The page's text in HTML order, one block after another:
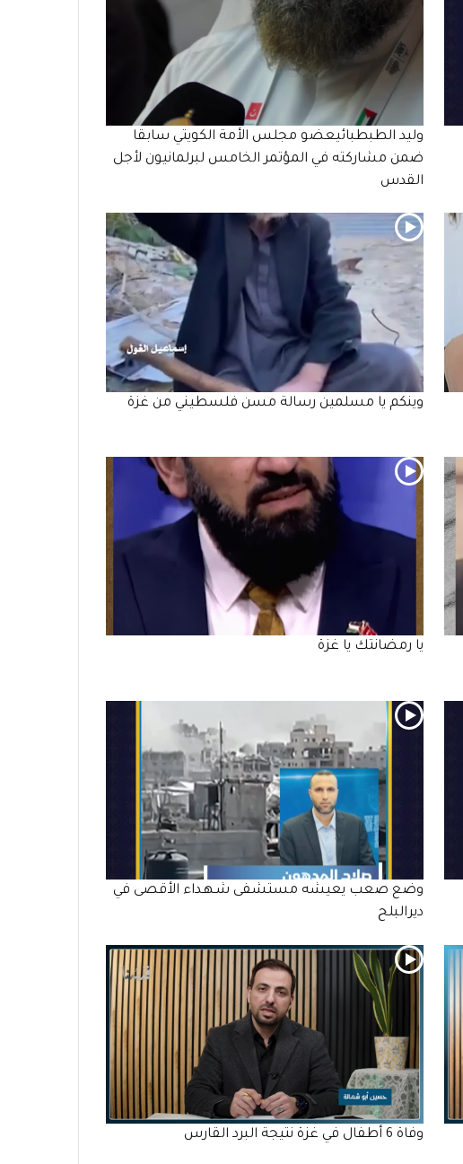
وليد الطبطبائيعضو مجلس الأمة الكويتي سابقا
ضمن مشاركته في المؤتمر الخامس لبرلمانيون لأجل
القدس
وينكم يا مسلمين رسالة مسن فلسطيني من غزة
يا رمضانتك يا غزة
وضع صعب يعيشه مستشفى شـهـداء الأقصى في
ديرالبلح
وفاة 6 أطفال في غزة نتيجة البرد القارس